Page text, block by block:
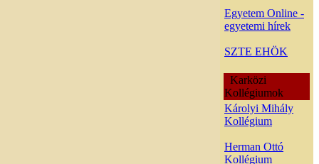
Egyetem Online -
egyetemi hírek
SZTE EHÖK
Karközi
Kollégiumok
Károlyi Mihály
Kollégium
Herman Ottó
Kollégium